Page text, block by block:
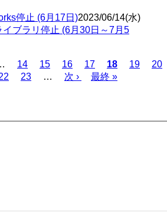
停止 (6月17日)2023/06/14(水)
ブラリ停止 (6月30日～7月5
Page
14 Page
15 Page
16 Page
17
カ
レ
18 Page
19
20
Page
23 …
次
次 ›
最
最終 »